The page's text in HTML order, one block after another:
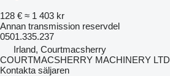
128 € ≈ 1 403 kr
Annan transmission reservdel
0501.335.237
Irland, Courtmacsherry
COURTMACSHERRY MACHINERY LTD
Kontakta säljaren